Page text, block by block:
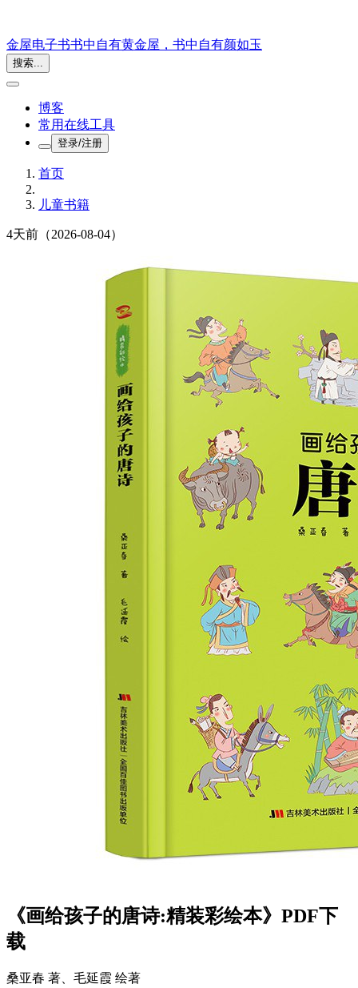
金屋电子书书中自有黄金屋，书中自有颜如玉
搜索...
博客
常用在线工具
登录/注册
首页
儿童书籍
4天前 （2026-08-04）
《画给孩子的唐诗:精装彩绘本》PDF下
载
桑亚春 著、毛延霞 绘著